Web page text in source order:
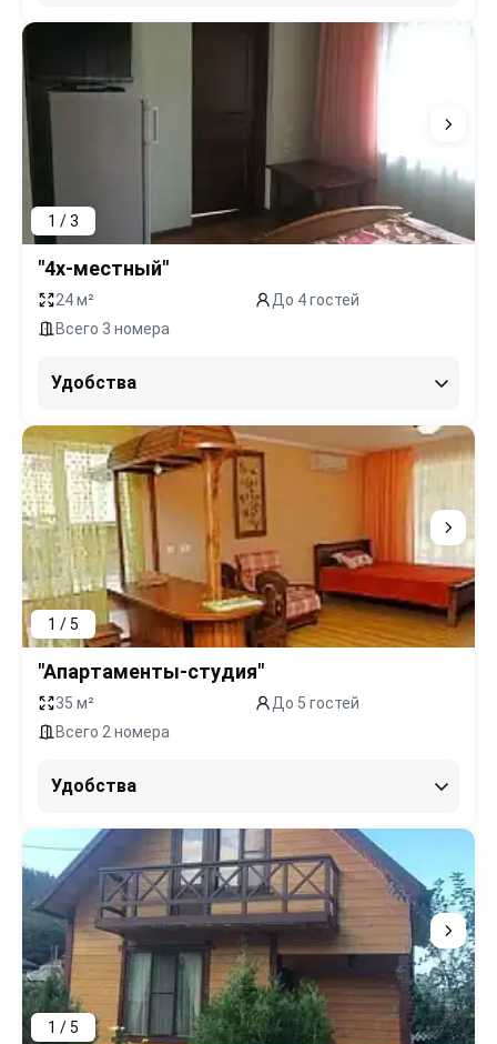
1 / 3
"4х-местный"
24 м²
До 4 гостей
Всего 3 номера
Удобства
1 / 5
"Апартаменты-студия"
35 м²
До 5 гостей
Всего 2 номера
Удобства
1 / 5